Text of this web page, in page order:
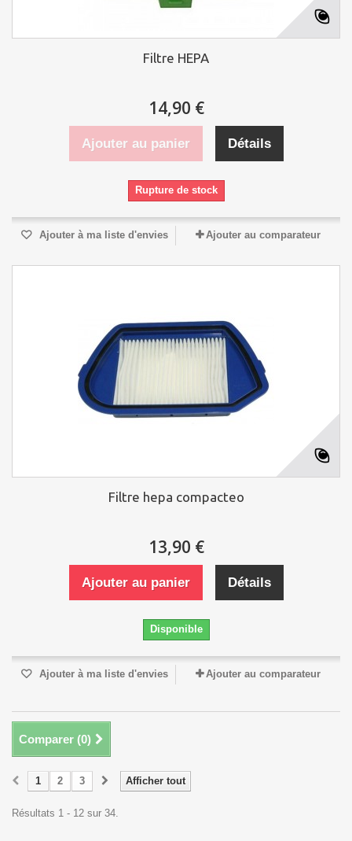
Filtre HEPA
14,90 €
Ajouter au panier Détails
Rupture de stock
Ajouter à ma liste d'envies Ajouter au comparateur
Filtre hepa compacteo
13,90 €
Ajouter au panier Détails
Disponible
Ajouter à ma liste d'envies Ajouter au comparateur
Comparer (0)
Afficher tout
1 2 3
Résultats 1 - 12 sur 34.